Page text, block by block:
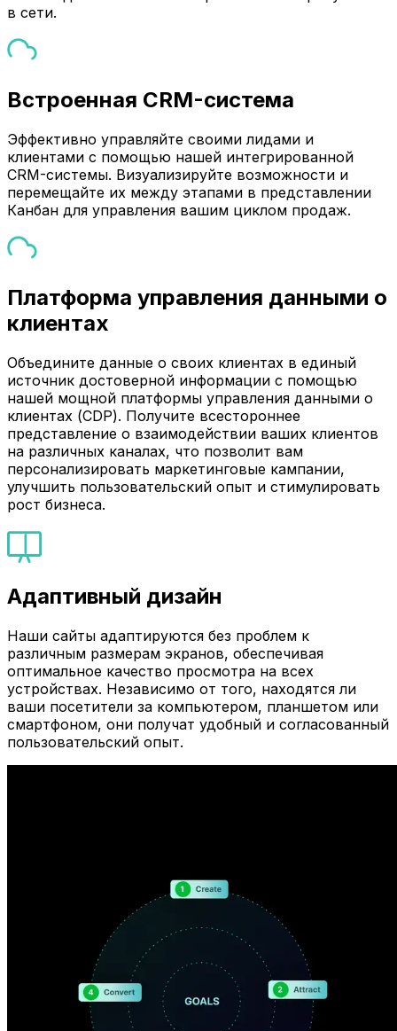
в сети.
Встроенная CRM-система
Эффективно управляйте своими лидами и
клиентами с помощью нашей интегрированной
CRM-системы. Визуализируйте возможности и
перемещайте их между этапами в представлении
Канбан для управления вашим циклом продаж.
Платформа управления данными о
клиентах
Объедините данные о своих клиентах в единый
источник достоверной информации с помощью
нашей мощной платформы управления данными о
клиентах (CDP). Получите всестороннее
представление о взаимодействии ваших клиентов
на различных каналах, что позволит вам
персонализировать маркетинговые кампании,
улучшить пользовательский опыт и стимулировать
рост бизнеса.
Адаптивный дизайн
Наши сайты адаптируются без проблем к
различным размерам экранов, обеспечивая
оптимальное качество просмотра на всех
устройствах. Независимо от того, находятся ли
ваши посетители за компьютером, планшетом или
смартфоном, они получат удобный и согласованный
пользовательский опыт.